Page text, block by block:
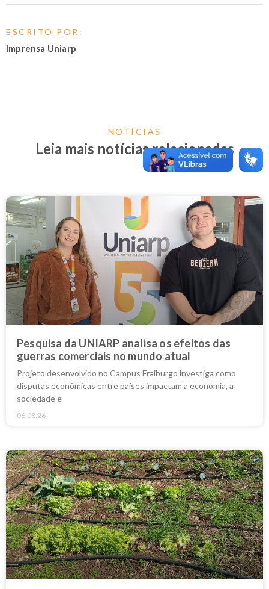
ESCRITO POR:
Imprensa Uniarp
NOTÍCIAS
Leia mais notícias relacionadas
Pesquisa da UNIARP analisa os efeitos das
guerras comerciais no mundo atual
Projeto desenvolvido no Campus Fraiburgo investiga como
disputas econômicas entre países impactam a economia, a
sociedade e
06.08.26